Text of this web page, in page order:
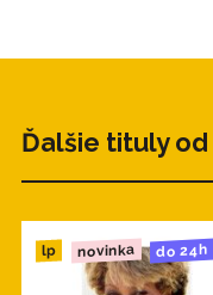
Ďalšie tituly od
lp novinka do 24h